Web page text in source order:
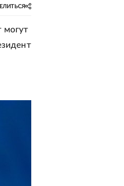
могут